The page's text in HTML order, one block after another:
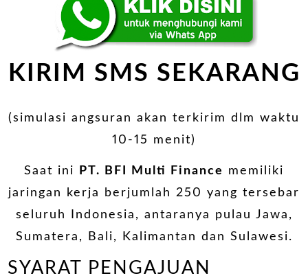
KIRIM SMS SEKARANG
(simulasi angsuran akan terkirim dlm waktu
10-15 menit)
Saat ini PT. BFI Multi Finance
memiliki
jaringan kerja berjumlah 250 yang tersebar
seluruh Indonesia, antaranya pulau Jawa,
Sumatera, Bali, Kalimantan dan Sulawesi.
SYARAT PENGAJUAN